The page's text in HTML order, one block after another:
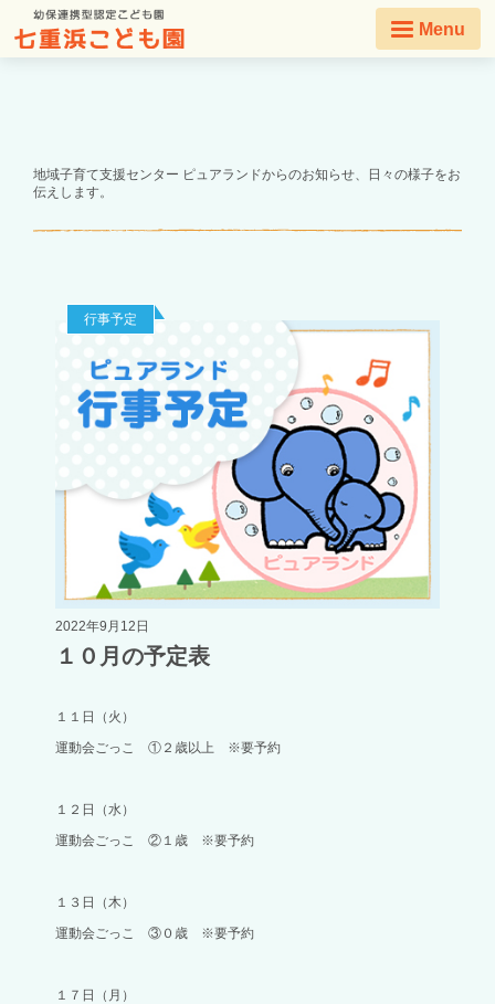
Menu
地域子育て支援センター ピュアランドからのお知らせ、日々の様子をお
伝えします。
行事予定
2022年9月12日
１０月の予定表
１１日（火）
運動会ごっこ ①２歳以上 ※要予約
１２日（水）
運動会ごっこ ②１歳 ※要予約
１３日（木）
運動会ごっこ ③０歳 ※要予約
１７日（月）